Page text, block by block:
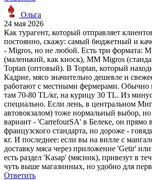
Ольга
24 мая 2026
Как турагент, который отправляет
постоянно, скажу: самый бюджетный и
- Migros, но не любой. Есть три формата:
(маленький, как киоск), MM Migros
Toptan (оптовый). В Toptan, который
Кадрие, мясо значительно дешевле и
работают с местными фермерами. Обычно
там 70-80 TL/кг, на курицу 30 TL. Из
специально. Если лень, в центральном
автовокзалом) тоже нормальный выбор,
вариант - 'CarrefourSA' в Белеке, он прямо
французского стандарта, но дороже -
кг. И последнее: если вы на вилле с
доставку мяса через приложение 'Getir'
есть раздел 'Kasap' (мясник), привезут в
чуть выше магазинных, но удобно для
Ответить